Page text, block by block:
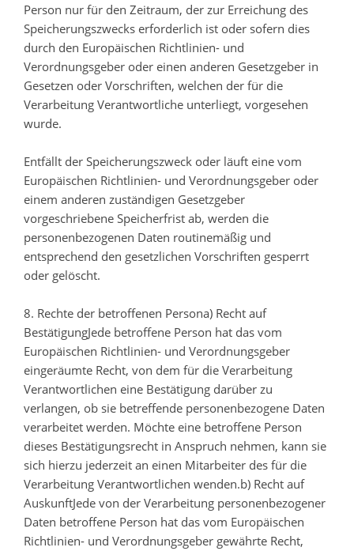
Person nur für den Zeitraum, der zur Erreichung des
Speicherungszwecks erforderlich ist oder sofern dies
durch den Europäischen Richtlinien- und
Verordnungsgeber oder einen anderen Gesetzgeber in
Gesetzen oder Vorschriften, welchen der für die
Verarbeitung Verantwortliche unterliegt, vorgesehen
wurde.
Entfällt der Speicherungszweck oder läuft eine vom
Europäischen Richtlinien- und Verordnungsgeber oder
einem anderen zuständigen Gesetzgeber
vorgeschriebene Speicherfrist ab, werden die
personenbezogenen Daten routinemäßig und
entsprechend den gesetzlichen Vorschriften gesperrt
oder gelöscht.
8. Rechte der betroffenen Persona) Recht auf
BestätigungJede betroffene Person hat das vom
Europäischen Richtlinien- und Verordnungsgeber
eingeräumte Recht, von dem für die Verarbeitung
Verantwortlichen eine Bestätigung darüber zu
verlangen, ob sie betreffende personenbezogene Daten
verarbeitet werden. Möchte eine betroffene Person
dieses Bestätigungsrecht in Anspruch nehmen, kann sie
sich hierzu jederzeit an einen Mitarbeiter des für die
Verarbeitung Verantwortlichen wenden.b) Recht auf
AuskunftJede von der Verarbeitung personenbezogener
Daten betroffene Person hat das vom Europäischen
Richtlinien- und Verordnungsgeber gewährte Recht,